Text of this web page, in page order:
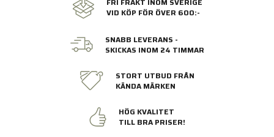
VID KÖP FÖR ÖVER 600:-
SNABB LEVERANS -
SKICKAS INOM 24 TIMMAR
STORT UTBUD FRÅN
KÄNDA MÄRKEN
HÖG KVALITET
TILL BRA PRISER!